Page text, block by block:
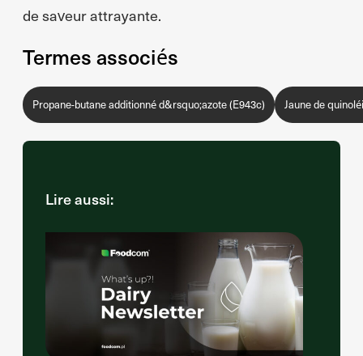
de saveur attrayante.
Termes associés
Propane-butane additionné d&rsquo;azote (E943c) Jaune de
Lire aussi: